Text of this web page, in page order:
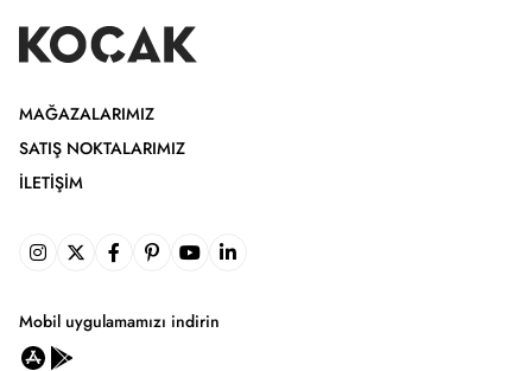
MAĞAZALARIMIZ
SATIŞ NOKTALARIMIZ
İLETIŞIM
Mobil uygulamamızı indirin